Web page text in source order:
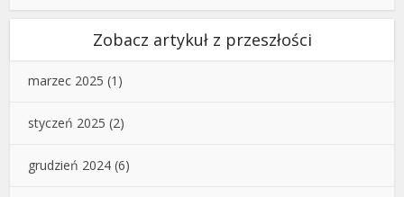
Zobacz artykuł z przeszłości
marzec 2025 (1)
styczeń 2025 (2)
grudzień 2024 (6)